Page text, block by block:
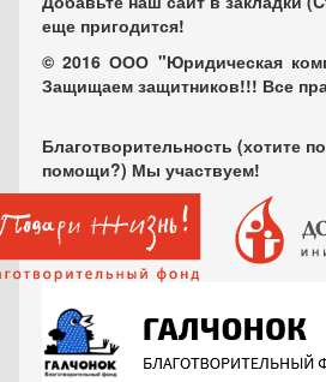
еще пригодится!
© 2016 ООО "Юридическая
Защищаем защитников!!! Все
Благотворительность (хотите
помощи?) Мы участвуем!